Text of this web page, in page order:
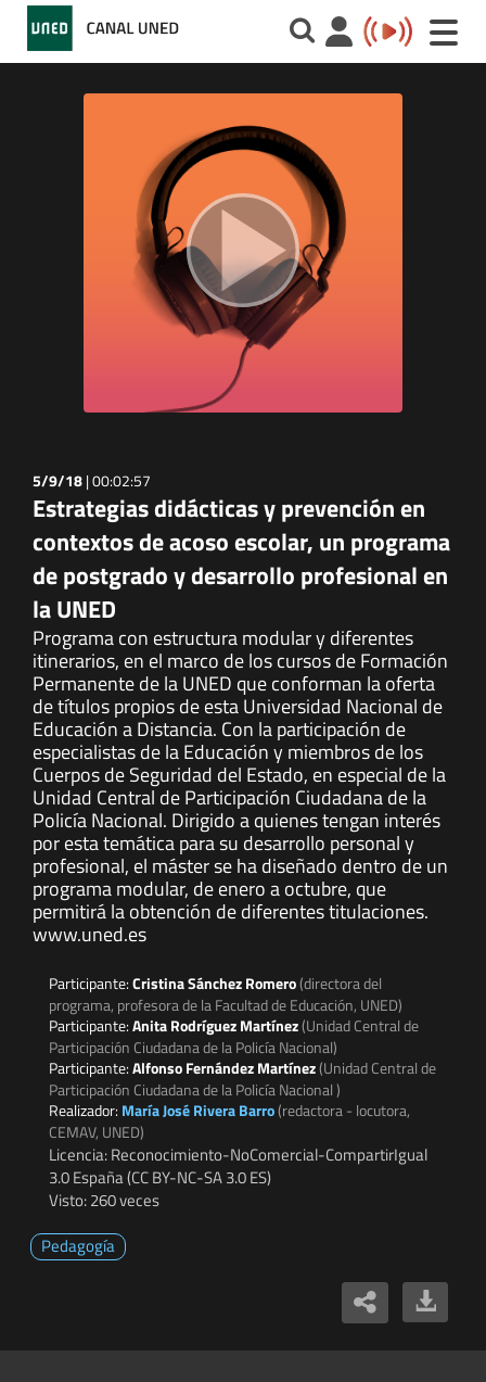
Toggle
5/9/18|00:02:57
Estrategias didácticas y prevención en
contextos de acoso escolar, un programa
de postgrado y desarrollo profesional en
la UNED
Programa con estructura modular y diferentes
itinerarios, en el marco de los cursos de Formación
Permanente de la UNED que conforman la oferta
de títulos propios de esta Universidad Nacional de
Educación a Distancia. Con la participación de
especialistas de la Educación y miembros de los
Cuerpos de Seguridad del Estado, en especial de la
Unidad Central de Participación Ciudadana de la
Policía Nacional. Dirigido a quienes tengan interés
por esta temática para su desarrollo personal y
profesional, el máster se ha diseñado dentro de un
programa modular, de enero a octubre, que
permitirá la obtención de diferentes titulaciones.
www.uned.es
Participante:Cristina Sánchez Romero(directora del
programa, profesora de la Facultad de Educación, UNED)
Participante:Anita Rodríguez Martínez(Unidad Central de
Participación Ciudadana de la Policía Nacional)
Participante:Alfonso Fernández Martínez(Unidad Central de
Participación Ciudadana de la Policía Nacional )
Realizador: María José Rivera Barro(redactora - locutora,
CEMAV, UNED)
Licencia: Reconocimiento-NoComercial-CompartirIgual
3.0 España (CC BY-NC-SA 3.0 ES)
Visto: 260 veces
Pedagogía